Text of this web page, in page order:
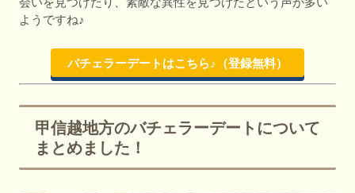
ようですね♪
バチェラーデートはこちら♪（登録無料）
甲信越地方のバチェラーデートについて
まとめました！